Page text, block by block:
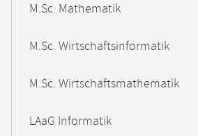
M.Sc. Mathematik
M.Sc. Wirtschaftsinformatik
M.Sc. Wirtschaftsmathematik
LAaG Informatik